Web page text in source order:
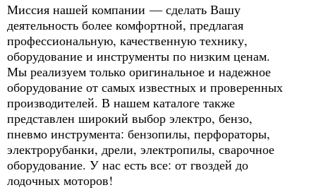
Миссия нашей компании — сделать Вашу
деятельность более комфортной, предлагая
профессиональную, качественную технику,
оборудование и инструменты по низким ценам.
Мы реализуем только оригинальное и надежное
оборудование от самых известных и проверенных
производителей. В нашем каталоге также
представлен широкий выбор электро, бензо,
пневмо инструмента: бензопилы, перфораторы,
электрорубанки, дрели, электропилы, сварочное
оборудование. У нас есть все: от гвоздей до
лодочных моторов!